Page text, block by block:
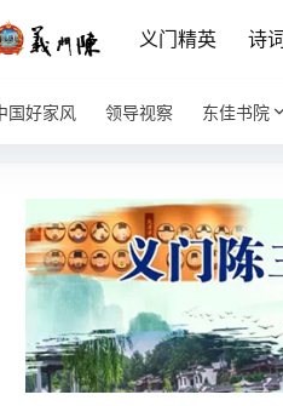
义门精英 诗
国好家风 领导视察 东佳书院